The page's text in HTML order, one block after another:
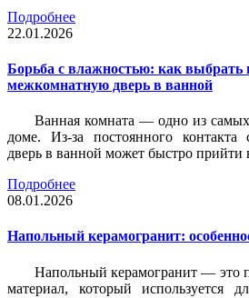
Подробнее
22.01.2026
Борьба с влажностью: как выбрать
межкомнатную дверь в ванной
Ванная комната — одно из
доме. Из-за постоянного
дверь в ванной может быстро прийти
Подробнее
08.01.2026
Напольный керамогранит:
Напольный керамогранит — это
материал, который используется